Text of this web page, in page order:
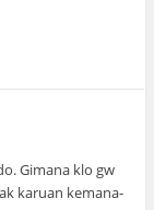
Gimana klo gw
karuan kemana-